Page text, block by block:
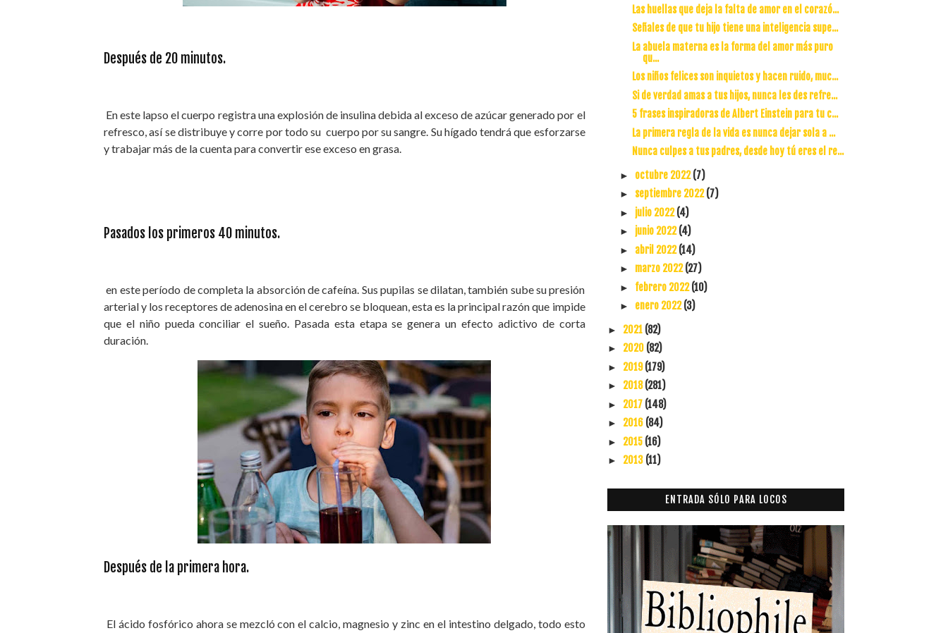
Después de 20 minutos.
En este lapso el cuerpo registra una explosión de insulina debida al exceso de azúcar generado por el
refresco, así se distribuye y corre por todo su cuerpo por su sangre. Su hígado tendrá que esforzarse
y trabajar más de la cuenta para convertir ese exceso en grasa.
Pasados los primeros 40 minutos.
en este período de completa la absorción de cafeína. Sus pupilas se dilatan, también sube su presión
arterial y los receptores de adenosina en el cerebro se bloquean, esta es la principal razón que impide
que el niño pueda conciliar el sueño. Pasada esta etapa se genera un efecto adictivo de corta
duración.
Después de la primera hora.
El ácido fosfórico ahora se mezcló con el calcio, magnesio y zinc en el intestino delgado, todo esto
Las huellas que deja la falta de amor en el corazó...
Señales de que tu hijo tiene una inteligencia supe...
La abuela materna es la forma del amor más puro
qu...
Los niños felices son inquietos y hacen ruido, muc...
Si de verdad amas a tus hijos, nunca les des refre...
5 frases inspiradoras de Albert Einstein para tu c...
La primera regla de la vida es nunca dejar sola a ...
Nunca culpes a tus padres, desde hoy tú eres el re...
► octubre 2022(7)
► septiembre 2022(7)
► julio 2022(4)
► junio 2022(4)
► abril 2022(14)
► marzo 2022(27)
► febrero 2022(10)
► enero 2022(3)
► 2021 (82)
► 2020 (82)
► 2019(179)
► 2018(281)
► 2017 (148)
► 2016 (84)
► 2015 (16)
► 2013 (11)
ENTRADA SÓLO PARA LOCOS